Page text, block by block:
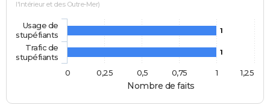
Nombre de faits
l'Intérieur et des Outre-Mer)
1
1
Usage de
stupéfiants
Trafic de
stupéfiants
0
1
0,25 0,5 0,75 1,25